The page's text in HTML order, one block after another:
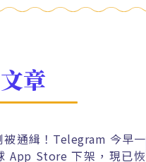
章
被通緝！Telegram 今早一
App Store 下架，現已恢